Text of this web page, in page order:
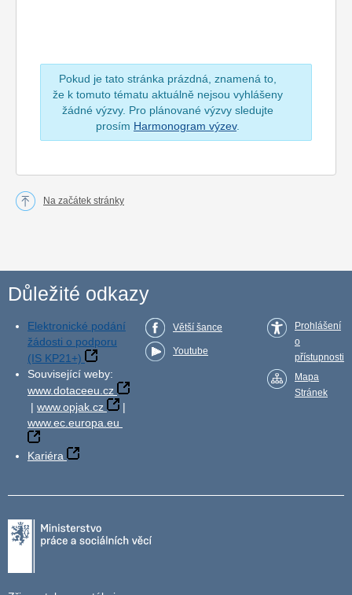
Pokud je tato stránka prázdná, znamená to,
že k tomuto tématu aktuálně nejsou vyhlášeny
žádné výzvy. Pro plánované výzvy sledujte
prosím Harmonogram výzev.
Na začátek stránky
Důležité odkazy
Elektronické podání
žádosti o podporu
(IS KP21+)
Související weby:
www.dotaceeu.cz
| www.opjak.cz
|
www.ec.europa.eu
Kariéra
Větší šance
Youtube
Prohlášení
o
přístupnosti
Mapa
Stránek